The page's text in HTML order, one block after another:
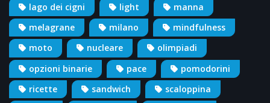
lago dei cigni
light
manna
melagrane
milano
mindfulness
moto
nucleare
olimpiadi
opzioni binarie
pace
pomodorini
ricette
sandwich
scaloppina